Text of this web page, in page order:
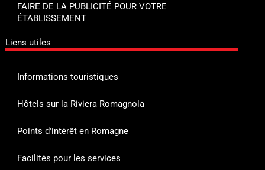
FAIRE DE LA PUBLICITÉ POUR VOTRE
ÉTABLISSEMENT
Liens utiles
Informations touristiques
Hôtels sur la Riviera Romagnola
Points d'intérêt en Romagne
Facilités pour les services